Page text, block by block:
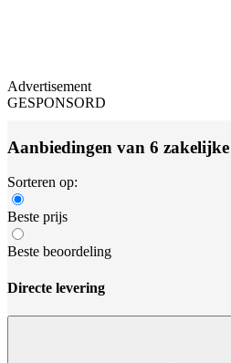
Advertisement
GESPONSORD
Aanbiedingen van 6
Sorteren op:
Beste prijs
Beste beoordeling
Directe levering